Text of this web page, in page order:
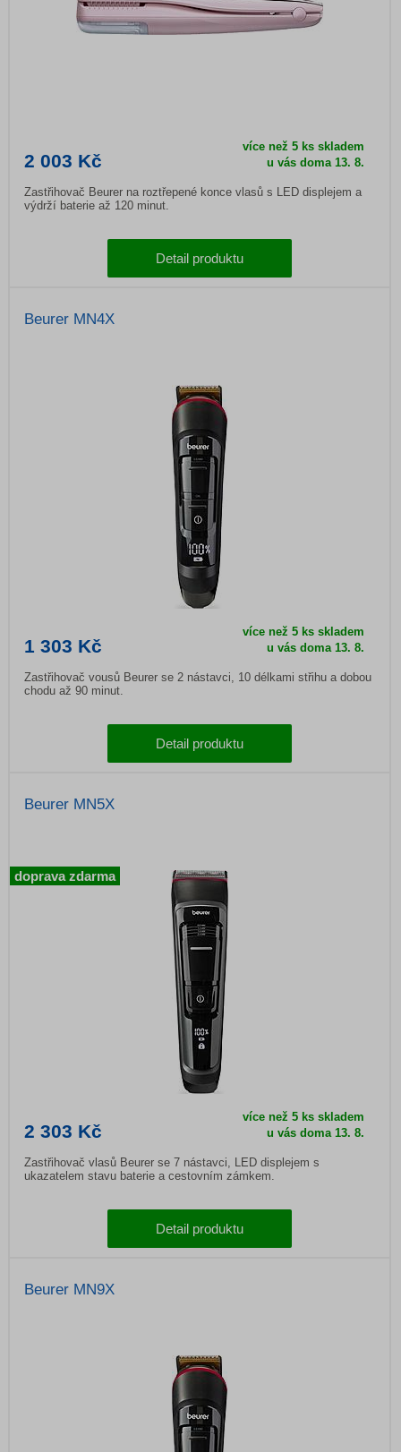
2 003 Kč
více než 5 ks skladem
u vás doma 13. 8.
Zastřihovač Beurer na roztřepené konce vlasů s LED displejem a
výdrží baterie až 120 minut.
Detail produktu
Beurer MN4X
1 303 Kč
více než 5 ks skladem
u vás doma 13. 8.
Zastřihovač vousů Beurer se 2 nástavci, 10 délkami střihu a dobou
chodu až 90 minut.
Detail produktu
Beurer MN5X
2 303 Kč
více než 5 ks skladem
u vás doma 13. 8.
Zastřihovač vlasů Beurer se 7 nástavci, LED displejem s
ukazatelem stavu baterie a cestovním zámkem.
Detail produktu
doprava zdarma
Beurer MN9X